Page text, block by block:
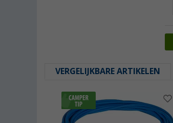
VERGELIJKBARE ARTIKELEN